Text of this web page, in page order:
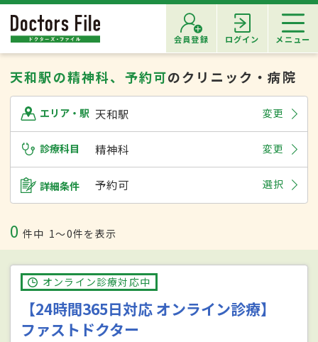
会員登録 ログイン メニュー
天和駅の精神科、予約可のクリニック・病院
エリア・駅 天和駅 変更
診療科目 精神科 変更
詳細条件 予約可 選択
0 件中 1〜0件を表示
オンライン診療対応中
【24時間365日対応 オンライン診療】
ファストドクター